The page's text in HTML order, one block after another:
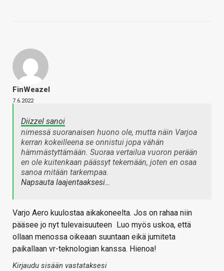
FinWeazel
7.6.2022
Diizzel sanoi
nimessä suoranaisen huono ole, mutta näin Varjoa
kerran kokeilleena se onnistui jopa vähän
hämmästyttämään. Suoraa vertailua vuoron perään
en ole kuitenkaan päässyt tekemään, joten en osaa
sanoa mitään tarkempaa.
Napsauta laajentaaksesi…
Varjo Aero kuulostaa aikakoneelta. Jos on rahaa niin
pääsee jo nyt tulevaisuuteen
Luo myös uskoa, että
ollaan menossa oikeaan suuntaan eikä jumiteta
paikallaan vr-teknologian kanssa. Hienoa!
Kirjaudu sisään vastataksesi